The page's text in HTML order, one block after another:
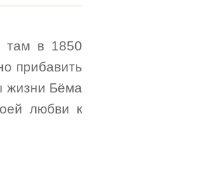
там в 1850
прибавить
жизни Бёма
любви к